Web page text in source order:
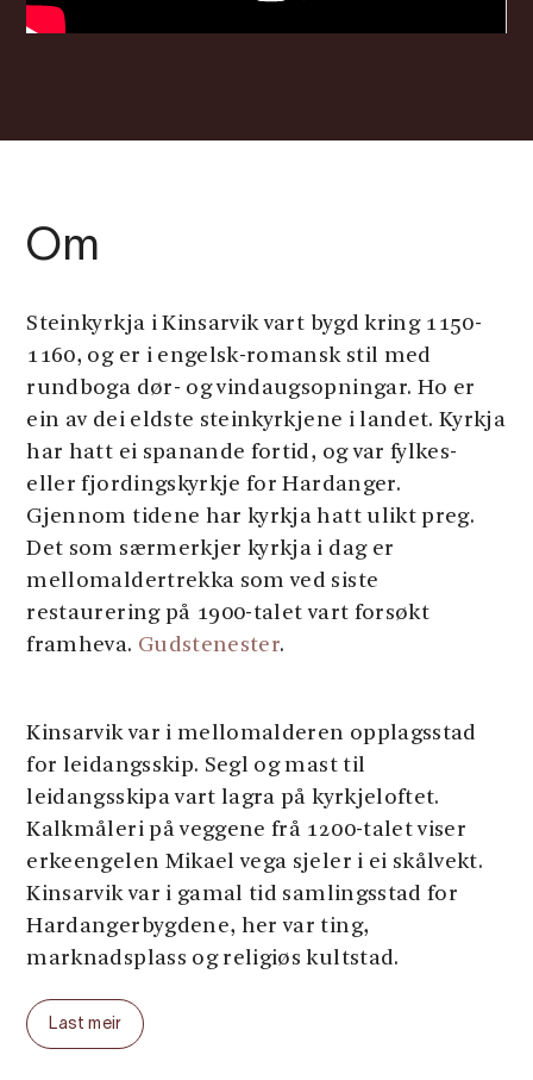
Om
Steinkyrkja i Kinsarvik vart bygd kring 1150-
1160, og er i engelsk-romansk stil med
rundboga dør- og vindaugsopningar. Ho er
ein av dei eldste steinkyrkjene i landet. Kyrkja
har hatt ei spanande fortid, og var fylkes-
eller fjordingskyrkje for Hardanger.
Gjennom tidene har kyrkja hatt ulikt preg.
Det som særmerkjer kyrkja i dag er
mellomaldertrekka som ved siste
restaurering på 1900-talet vart forsøkt
framheva. Gudstenester.
Kinsarvik var i mellomalderen opplagsstad
for leidangsskip. Segl og mast til
leidangsskipa vart lagra på kyrkjeloftet.
Kalkmåleri på veggene frå 1200-talet viser
erkeengelen Mikael vega sjeler i ei skålvekt.
Kinsarvik var i gamal tid samlingsstad for
Hardangerbygdene, her var ting,
marknadsplass og religiøs kultstad.
Last meir